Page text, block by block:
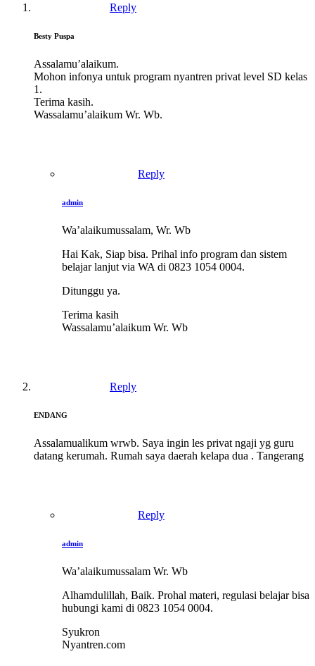
Reply
Besty Puspa
Assalamu’alaikum.
Mohon infonya untuk program nyantren privat level SD kelas
1.
Terima kasih.
Wassalamu’alaikum Wr. Wb.
Reply
admin
Wa’alaikumussalam, Wr. Wb
Hai Kak, Siap bisa. Prihal info program dan sistem
belajar lanjut via WA di 0823 1054 0004.
Ditunggu ya.
Terima kasih
Wassalamu’alaikum Wr. Wb
Reply
ENDANG
Assalamualikum wrwb. Saya ingin les privat ngaji yg guru
datang kerumah. Rumah saya daerah kelapa dua . Tangerang
Reply
admin
Wa’alaikumussalam Wr. Wb
Alhamdulillah, Baik. Prohal materi, regulasi belajar bisa
hubungi kami di 0823 1054 0004.
Syukron
Nyantren.com